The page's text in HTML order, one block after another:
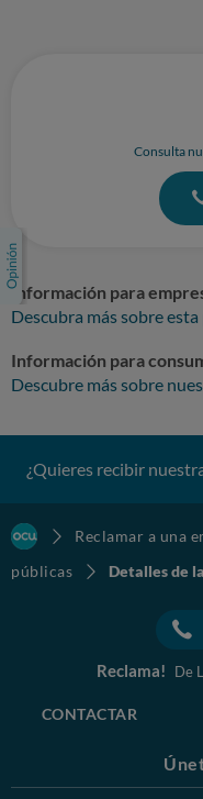
Consulta
Información para
Descubra más sobre
Información para
Descubre más sobre
¿Quieres recibir
Reclamar a una
públicas
Detalles de
Reclama! De
CONTACTAR